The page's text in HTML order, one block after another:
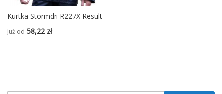
Kurtka Stormdri R227X Result
Już od 58,22 zł